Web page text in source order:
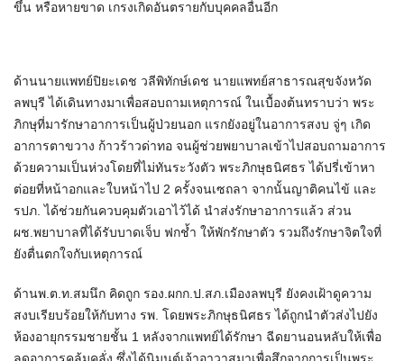
ขึ้น หรือหายขาด เกรงเกิดอันตรายกับบุคคลอื่นอีก
ด้านนายแพทย์ปิยะเดช วลีพิทักษ์เดช นายแพทย์สาธารณสุขจังหวัด
ลพบุรี ได้เดินทางมาเพื่อสอบถามเหตุการณ์ ในเบื้องต้นทราบว่า พระ
ภิกษุที่มารักษาอาการเป็นผู้ป่วยนอก แรกยังอยู่ในอาการสงบ จู่ๆ เกิด
อาการตาขวาง ก้าวร้าวด่าทอ จนผู้ช่วยพยาบาลเข้าไปสอบถามอาการ
ด้วยความเป็นห่วงโดยที่ไม่ทันระวังตัว พระภิกษุธนิศธร ได้ปรี่เข้าหา
ต่อยที่หน้าอกและใบหน้าไป 2 ครั้งจนเซถลา จากนั้นญาติคนไข้ และ
รปภ. ได้ช่วยกันควบคุมตัวเอาไว้ได้ นำส่งรักษาอาการแล้ว ส่วน
ผช.พยาบาลที่ได้รับบาดเจ็บ ฟกช้ำ ให้พักรักษาตัว รวมถึงรักษาจิตใจที่
ยังตื่นตกใจกับเหตุการณ์
ด้านพ.ต.ท.สมนึก คิดถูก รอง.ผกก.ป.สภ.เมืองลพบุรี ยังคงเฝ้าดูความ
สงบเรียบร้อยให้กับทาง รพ. โดยพระภิกษุธนิศธร ได้ถูกนำตัวส่งไปยัง
ห้องอายุกรรมชายชั้น 1 หลังจากแพทย์ได้รักษา ฉีดยานอนหลับให้เพื่อ